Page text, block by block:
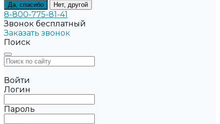
Да, спасибо Нет, другой
8-800-775-81-41
Звонок бесплатный
Заказать звонок
Поиск
Войти
Логин
Пароль